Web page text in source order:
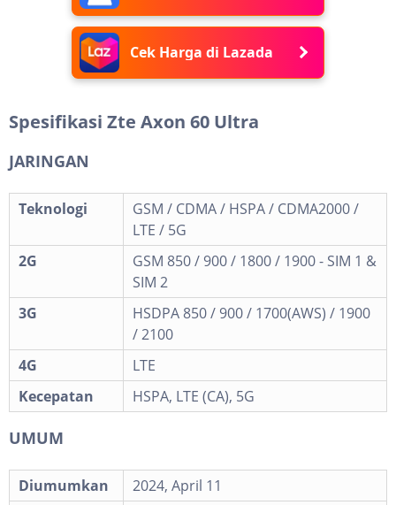
Cek Harga di Lazada
Spesifikasi Zte Axon 60 Ultra
JARINGAN
Teknologi
GSM / CDMA / HSPA / CDMA2000 /
LTE / 5G
2G
GSM 850 / 900 / 1800 / 1900 - SIM 1 &
SIM 2
3G
HSDPA 850 / 900 / 1700(AWS) / 1900
/ 2100
4G
LTE
Kecepatan
HSPA, LTE (CA), 5G
UMUM
Diumumkan
2024, April 11